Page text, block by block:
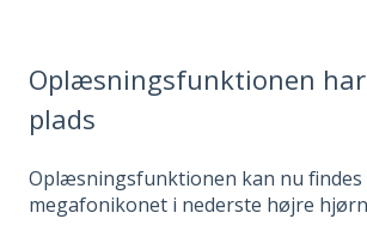
Oplæsningsfunktionen
plads
Oplæsningsfunktionen kan nu findes
megafonikonet i nederste højre